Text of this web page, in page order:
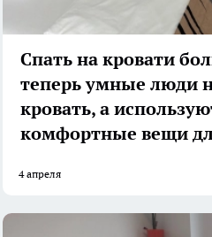
Спать на кровати
теперь умные люди
кровать, а
комфортные вещи
4 апреля